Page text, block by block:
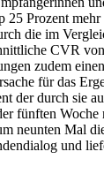
25 Prozent mehr
die im
CVR
zudem
für das
der durch sie
fünften Woche
neunten Mal
und